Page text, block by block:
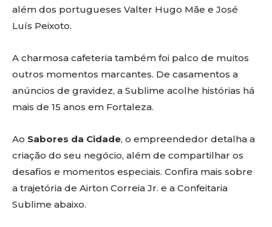
além dos portugueses Valter Hugo Mãe e José
Luís Peixoto.
A charmosa cafeteria também foi palco de muitos
outros momentos marcantes. De casamentos a
anúncios de gravidez, a Sublime acolhe histórias há
mais de 15 anos em Fortaleza.
Ao Sabores da Cidade, o empreendedor detalha a
criação do seu negócio, além de compartilhar os
desafios e momentos especiais. Confira mais sobre
a trajetória de Airton Correia Jr. e a Confeitaria
Sublime abaixo.